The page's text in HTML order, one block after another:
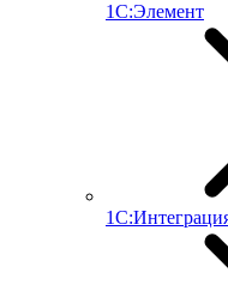
1С:Элемент